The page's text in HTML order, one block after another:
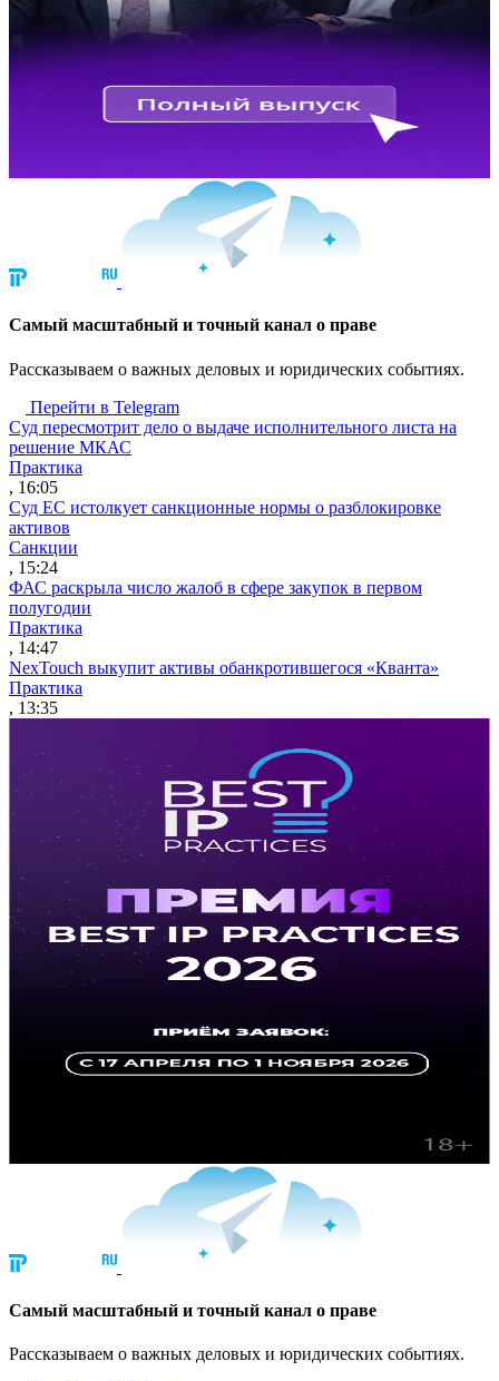
Cамый масштабный и точный канал о праве
Рассказываем о важных деловых и юридических событиях.
Перейти в Telegram
Суд пересмотрит дело о выдаче исполнительного листа на
решение МКАС
Практика
, 16:05
Суд ЕС истолкует санкционные нормы о разблокировке
активов
Санкции
, 15:24
ФАС раскрыла число жалоб в сфере закупок в первом
полугодии
Практика
, 14:47
NexTouch выкупит активы обанкротившегося «Кванта»
Практика
, 13:35
Cамый масштабный и точный канал о праве
Рассказываем о важных деловых и юридических событиях.